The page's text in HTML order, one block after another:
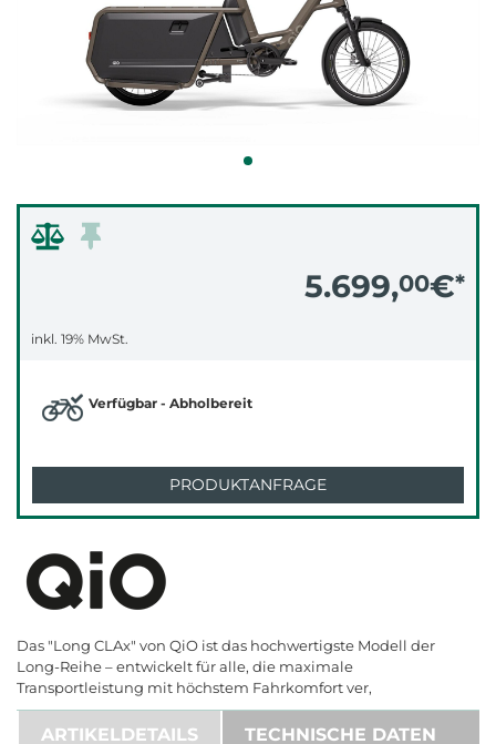
5.699,00€*
inkl. 19% MwSt.
Verfügbar - Abholbereit
PRODUKTANFRAGE
Das "Long CLAx" von QiO ist das hochwertigste Modell der
Long-Reihe – entwickelt für alle, die maximale
Transportleistung mit höchstem Fahrkomfort ver,
ARTIKELDETAILS TECHNISCHE DATEN